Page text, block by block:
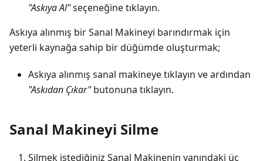
"Askıya Al"seçeneğine tıklayın.
Askıya alınmış bir Sanal Makineyi barındırmak için
yeterli kaynağa sahip bir düğümde oluşturmak;
Askıya alınmış sanal makineye tıklayın ve ardından
"Askıdan Çıkar"butonuna tıklayın.
Sanal Makineyi Silme
Silmek istediğiniz Sanal Makinenin yanındaki üç